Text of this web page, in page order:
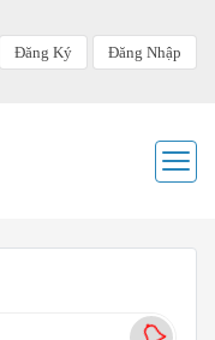
Đăng Ký Đăng Nhập